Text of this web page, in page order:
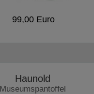
99,00 Euro
Haunold
Museumspantoffel